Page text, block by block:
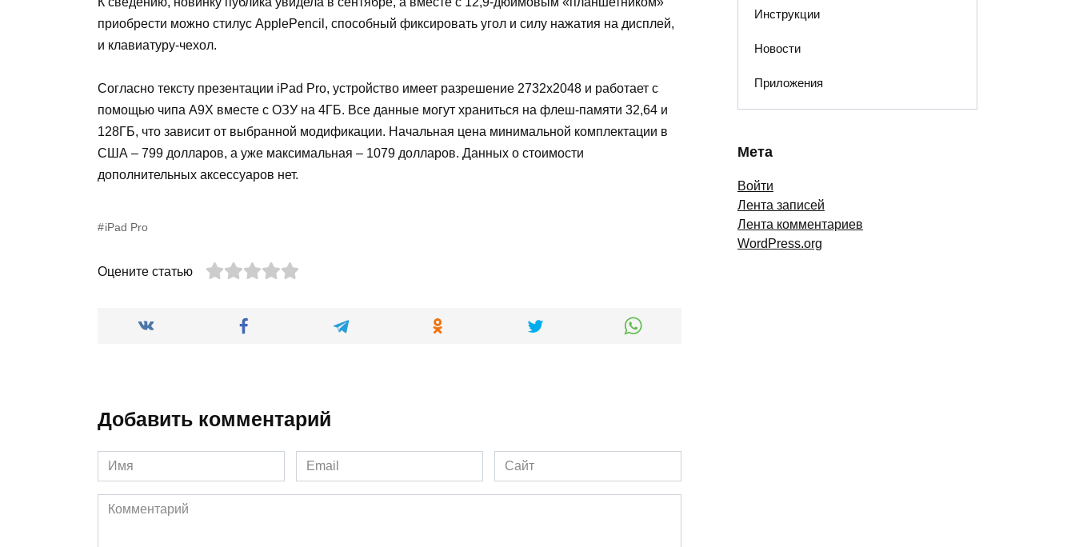
приобрести можно стилус ApplePencil, способный фиксировать угол и силу нажатия на дисплей,
и клавиатуру-чехол.
Согласно тексту презентации iPad Pro, устройство имеет разрешение 2732х2048 и работает с
помощью чипа A9X вместе с ОЗУ на 4ГБ. Все данные могут храниться на флеш-памяти 32,64 и
128ГБ, что зависит от выбранной модификации. Начальная цена минимальной комплектации в
США – 799 долларов, а уже максимальная – 1079 долларов. Данных о стоимости
дополнительных аксессуаров нет.
iPad Pro
Оцените статью
Добавить комментарий
Имя
*
Email
*
Сайт
Комментарий
Инструкции
Новости
Приложения
Мета
Войти
Лента записей
Лента комментариев
WordPress.org